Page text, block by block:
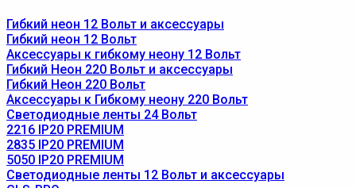
Гибкий неон 12 Вольт и аксессуары
Гибкий неон 12 Вольт
Аксессуары к гибкому неону 12 Вольт
Гибкий Неон 220 Вольт и аксессуары
Гибкий Неон 220 Вольт
Аксессуары к Гибкому неону 220 Вольт
Светодиодные ленты 24 Вольт
2216 IP20 PREMIUM
2835 IP20 PREMIUM
5050 IP20 PREMIUM
Светодиодные ленты 12 Вольт и аксессуары